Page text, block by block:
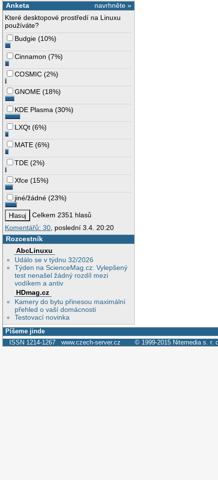
navrhněte »
Anketa
Které desktopové prostředí na Linuxu
používáte?
Budgie (10%)
Cinnamon (7%)
COSMIC (2%)
GNOME (18%)
KDE Plasma (30%)
LXQt (6%)
MATE (6%)
TDE (2%)
Xfce (15%)
jiné/žádné (23%)
Celkem 2351 hlasů
Komentářů: 30 , poslední 3.4. 20:20
Rozcestník
AbcLinuxu
Událo se v týdnu 32/2026
Týden na ScienceMag.cz: Vylepšený
test nenašel žádný rozdíl mezi
vodíkem a antiv
HDmag.cz
Kamery do bytu přinesou maximální
přehled o vaší domácnosti
Testovací novinka
Píšeme jinde
ISSN 1214-1267 www.czech-server.cz © 1999-2015 Nitemedia s. r.